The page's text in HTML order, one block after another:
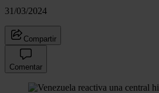
31/03/2024
Compartir
Comentar